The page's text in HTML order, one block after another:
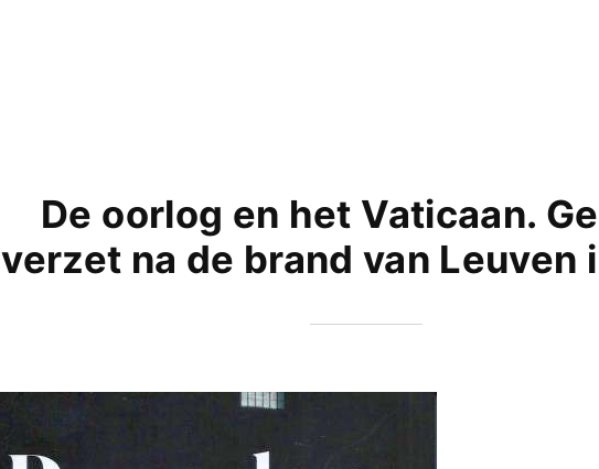
De oorlog en het Vaticaan.
verzet na de brand van Leuven